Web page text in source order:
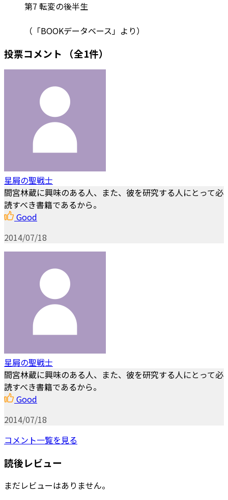
第7 転変の後半生
（「BOOKデータベース」より）
投票コメント （全1件）
星屑の聖戦士
間宮林蔵に興味のある人、また、彼を研究する人にとって必
読すべき書籍であるから。
Good
2014/07/18
星屑の聖戦士
間宮林蔵に興味のある人、また、彼を研究する人にとって必
読すべき書籍であるから。
Good
2014/07/18
コメント一覧を見る
読後レビュー
まだレビューはありません。